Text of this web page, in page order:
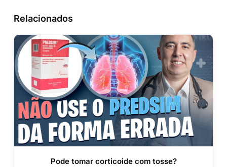
Relacionados
Pode tomar corticoide com tosse?